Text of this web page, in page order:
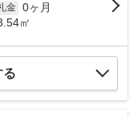
金 0ヶ月
㎡
る